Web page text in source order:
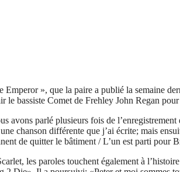
», que la paire a publié la semaine
bassiste Comet de Frehley John Regan
avons parlé plusieurs fois de
chanson différente que j’ai écrite; mais
de quitter le bâtiment / L’un est parti pour
les paroles touchent également à